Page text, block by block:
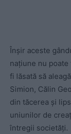
Înșir aceste
națiune nu
fi lăsată să
Simion, Călin
din tăcerea și
uniunilor de
întregii societăți.